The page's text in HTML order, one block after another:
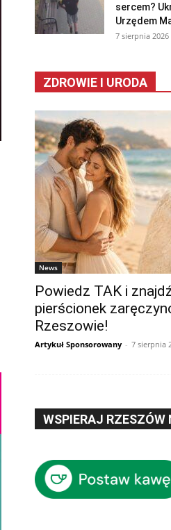
sercem?
Urzędem
7 sierpnia 2026
ZDROWIE I URODA
News
Powiedz TAK i
pierścionek
Rzeszowie!
Artykuł Sponsorowany - 7 sierpnia
WSPIERAJ RZESZÓW